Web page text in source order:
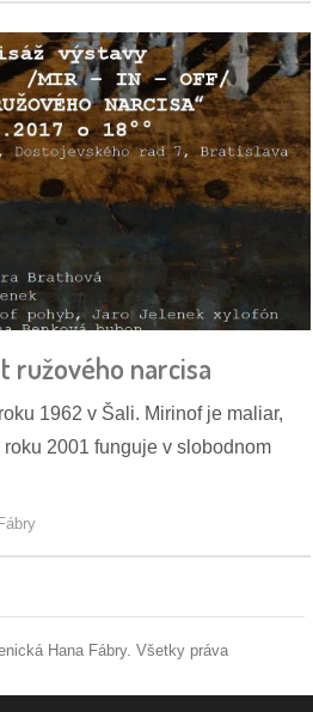
ružového narcisa
1962 v Šali. Mirinof je maliar,
2001 funguje v slobodnom
Hana Fábry. Všetky práva